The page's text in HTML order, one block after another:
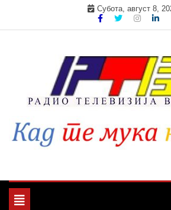
Субота, август 8,
Toggle